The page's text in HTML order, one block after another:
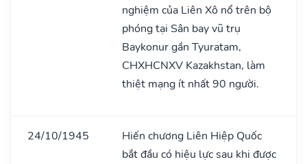
nghiệm của Liên Xô nổ trên bộ
phóng tại Sân bay vũ trụ
Baykonur gần Tyuratam,
CHXHCNXV Kazakhstan, làm
thiệt mạng ít nhất 90 người.
24/10/1945
Hiến chương Liên Hiệp Quốc
bắt đầu có hiệu lực sau khi được